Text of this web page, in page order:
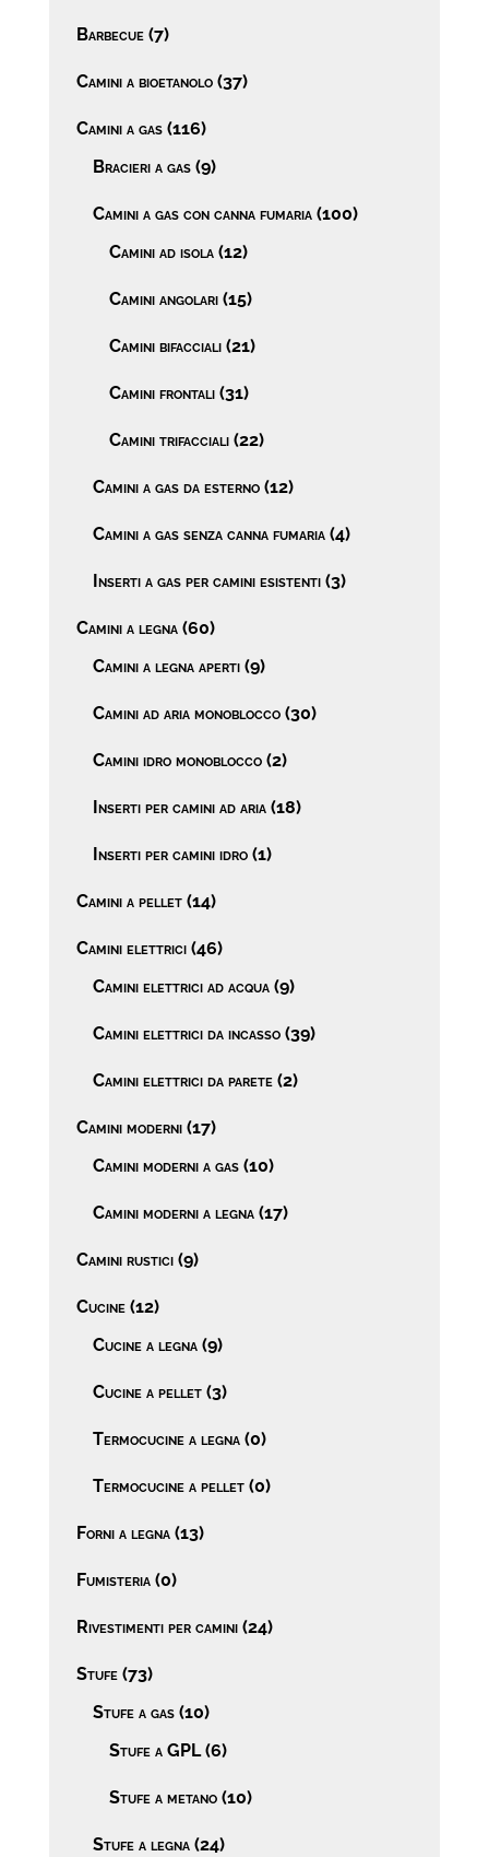
Barbecue (7)
Camini a bioetanolo (37)
Camini a gas (116)
Bracieri a gas (9)
Camini a gas con canna fumaria (100)
Camini ad isola (12)
Camini angolari (15)
Camini bifacciali (21)
Camini frontali (31)
Camini trifacciali (22)
Camini a gas da esterno (12)
Camini a gas senza canna fumaria (4)
Inserti a gas per camini esistenti (3)
Camini a legna (60)
Camini a legna aperti (9)
Camini ad aria monoblocco (30)
Camini idro monoblocco (2)
Inserti per camini ad aria (18)
Inserti per camini idro (1)
Camini a pellet (14)
Camini elettrici (46)
Camini elettrici ad acqua (9)
Camini elettrici da incasso (39)
Camini elettrici da parete (2)
Camini moderni (17)
Camini moderni a gas (10)
Camini moderni a legna (17)
Camini rustici (9)
Cucine (12)
Cucine a legna (9)
Cucine a pellet (3)
Termocucine a legna (0)
Termocucine a pellet (0)
Forni a legna (13)
Fumisteria (0)
Rivestimenti per camini (24)
Stufe (73)
Stufe a gas (10)
Stufe a GPL (6)
Stufe a metano (10)
Stufe a legna (24)